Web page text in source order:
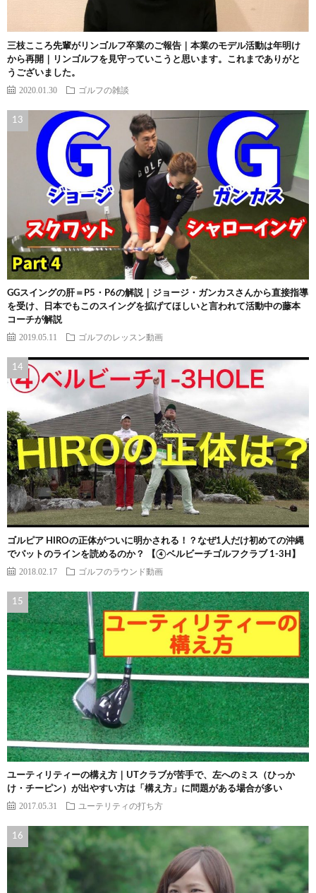
三枝こころ先輩がリンゴルフ卒業のご報告｜本業のモデル活動は年明け
から再開｜リンゴルフを見守っていこうと思います。これまでありがと
うございました。
2020.01.30 ゴルフの雑談
GGスイングの肝＝P5・P6の解説｜ジョージ・ガンカスさんから直接指導
を受け、日本でもこのスイングを拡げてほしいと言われて活動中の藤本
コーチが解説
2019.05.11 ゴルフのレッスン動画
ゴルピア HIROの正体がついに明かされる！？なぜ1人だけ初めての沖縄
でパットのラインを読めるのか？ 【④ベルビーチゴルフクラブ 1-3H】
2018.02.17 ゴルフのラウンド動画
ユーティリティーの構え方｜UTクラブが苦手で、左へのミス（ひっか
け・チーピン）が出やすい方は「構え方」に問題がある場合が多い
2017.05.31 ユーテリティの打ち方